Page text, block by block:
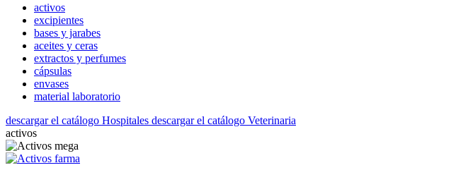
activos
excipientes
bases y jarabes
aceites y ceras
extractos y perfumes
cápsulas
envases
material laboratorio
descargar el catálogo Hospitales descargar el catálogo Veterinaria
activos